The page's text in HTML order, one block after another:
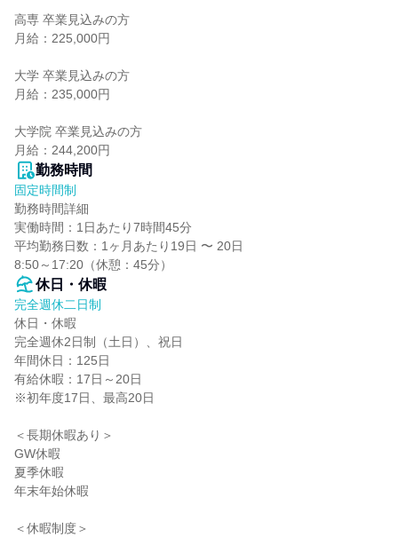
高専 卒業見込みの方
月給：225,000円
大学 卒業見込みの方
月給：235,000円
大学院 卒業見込みの方
月給：244,200円
勤務時間
固定時間制
勤務時間詳細
実働時間：1日あたり7時間45分
平均勤務日数：1ヶ月あたり19日 〜 20日
8:50～17:20（休憩：45分）
休日・休暇
完全週休二日制
休日・休暇
完全週休2日制（土日）、祝日
年間休日：125日
有給休暇：17日～20日
※初年度17日、最高20日
＜長期休暇あり＞
GW休暇
夏季休暇
年末年始休暇
＜休暇制度＞